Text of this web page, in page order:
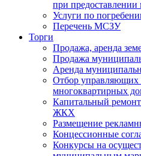
при
Услуги по
Перечень МСЗУ
Торги
Продажа, аренда
Продажа
Аренда
Отбор управляющих
многоквартирных
Капитальный ремонт
ЖКХ
Размещение
Концессионные
Конкурсы на